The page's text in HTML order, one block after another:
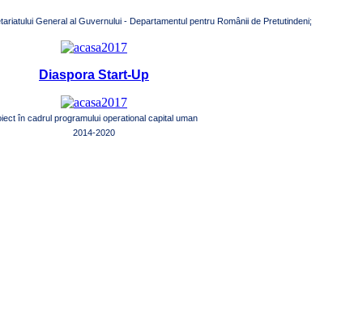
General al Guvernului - Departamentul pentru Românii de Pretutindeni;
Diaspora Start-Up
în cadrul programului operational capital uman
2014-2020